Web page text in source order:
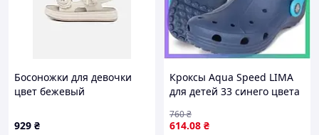
Босоножки для девочки
цвет бежевый
929 ₴
Кроксы Aqua Speed LIMA
для детей 33 синего цвета
плавания SKU_555-10
614.08 ₴
760₴